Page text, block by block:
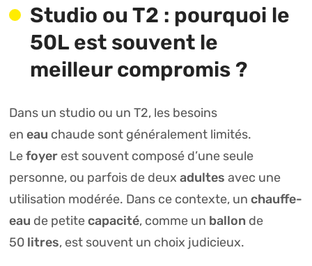
Studio ou T2 : pourquoi le
50L est souvent le
meilleur compromis ?
Dans un studio ou un T2, les besoins
en eau chaude sont généralement limités.
Lefoyerest souvent composé d’une seule
personne, ou parfois de deux adultes avec une
utilisation modérée. Dans ce contexte, un chauffe-
eau de petitecapacité, comme un ballonde
50 litres, est souvent un choix judicieux.